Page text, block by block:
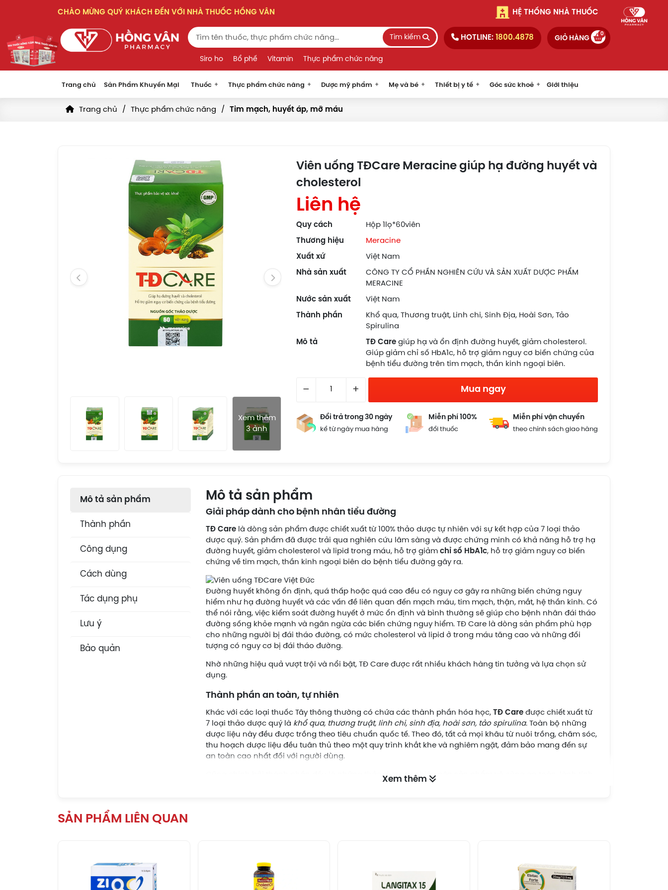
CHÀO MỪNG QUÝ KHÁCH ĐẾN VỚI NHÀ THUỐC HỒNG VÂN HỆ THỐNG NHÀ THUỐC
Tìm kiếm
Siro ho Bổ phế Vitamin Thực phẩm chức năng
HOTLINE: 1800.4878 GIỎ HÀNG
0
Trang chủ Sản Phẩm Khuyến Mại Thuốc Thực phẩm chức năng Dược mỹ phẩm Mẹ và bé Thiết bị y tế Góc sức khoẻ Giới thiệu
Trang chủ Thực phẩm chức năng Tim mạch, huyết áp, mỡ máu
Xem thêm
3 ảnh
Viên uống TĐCare Meracine giúp hạ đường huyết và
cholesterol
Liên hệ
Quy cách
Hộp 1lọ*60viên
Thương hiệu
Meracine
Xuất xứ
Việt Nam
Nhà sản xuất
CÔNG TY CỔ PHẦN NGHIÊN CỨU VÀ SẢN XUẤT DƯỢC PHẨM
MERACINE
Nước sản xuất
Việt Nam
Thành phần
Khổ qua, Thương truật, Linh chi, Sinh Địa, Hoài Sơn, Tảo
Spirulina
Mô tả
TĐ Caregiúp hạ và ổn định đường huyết, giảm cholesterol.
Giúp giảm chỉ số HbA1c, hỗ trợ giảm nguy cơ biến chứng của
bệnh tiểu đường trên tim mạch, thần kinh ngoại biên.
– + Mua ngay
Đổi trả trong 30 ngày
kể từ ngày mua hàng
Miễn phí 100%
đổi thuốc
Miễn phí vận chuyển
theo chính sách giao hàng
Mô tả sản phẩm
Thành phần
Công dụng
Cách dùng
Tác dụng phụ
Lưu ý
Bảo quản
Mô tả sản phẩm
Giải pháp dành cho bệnh nhân tiểu đường
TĐ Carelà dòng sản phẩm được chiết xuất từ 100% thảo dược tự nhiên với sự kết hợp của 7 loại thảo
dược quý. Sản phẩm đã được trải qua nghiên cứu lâm sàng và được chứng minh có khả năng hỗ trợ hạ
đường huyết, giảm cholesterol và lipid trong máu, hỗ trợ giảm chỉ số HbA1c, hỗ trợ giảm nguy cơ biến
chứng về tim mạch, thần kinh ngoại biên do bệnh tiểu đường gây ra.
Đường huyết không ổn định, quá thấp hoặc quá cao đều có nguy cơ gây ra những biến chứng nguy
hiểm như hạ đường huyết và các vấn đề liên quan đến mạch máu, tim mạch, thận, mắt, hệ thần kinh. Có
thể nói rằng, việc kiểm soát đường huyết ở mức ổn định và bình thường sẽ giúp cho bệnh nhân đái tháo
đường sống khỏe mạnh và ngăn ngừa các biến chứng nguy hiểm. TĐ Care là dòng sản phẩm phù hợp
cho những người bị đái tháo đường, có mức cholesterol và lipid ở trong máu tăng cao và những đối
tượng có nguy cơ bị đái tháo đường.
Nhờ những hiệu quả vượt trội và nổi bật, TĐ Care được rất nhiều khách hàng tin tưởng và lựa chọn sử
dụng.
Thành phần an toàn, tự nhiên
Khác với các loại thuốc Tây thông thường có chứa các thành phần hóa học, TĐ Caređược chiết xuất từ
7 loại thảo dược quý là khổ qua, thương truật, linh chi, sinh địa, hoài sơn, tảo spirulina. Toàn bộ những
dược liệu này đều được trồng theo tiêu chuẩn quốc tế. Theo đó, tất cả mọi khâu từ nuôi trồng, chăm sóc,
thu hoạch dược liệu đều tuân thủ theo một quy trình khắt khe và nghiêm ngặt, đảm bảo mang đến sự
an toàn cao nhất đối với người dùng.
Cũng chính bởi thành phần đều là những thảo dược tự nhiên nên sản phẩm vô cùng an toàn, lành tính
Hoạt chất phytonutrient và polypeptide-p có trong khổ qua giúp làm giảm lượng đường ở trong máu.
Trong khi đó, hoạt chất có trong dây thìa canh giúp làm giảm sự hấp thụ glucose ở trong ruột, tăng
Xem thêm
SẢN PHẨM LIÊN QUAN